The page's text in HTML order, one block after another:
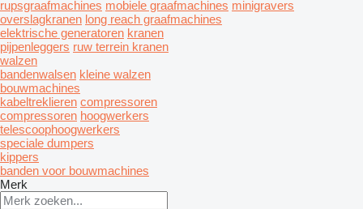
rupsgraafmachines mobiele graafmachines minigravers
overslagkranen long reach graafmachines
elektrische generatoren kranen
pijpenleggers ruw terrein kranen
walzen
bandenwalsen kleine walzen
bouwmachines
kabeltreklieren compressoren
compressoren hoogwerkers
telescoophoogwerkers
speciale dumpers
kippers
banden voor bouwmachines
Merk